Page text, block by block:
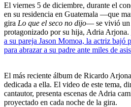
El viernes 5 de diciembre, durante el
en su residencia en Guatemala —que
gira Lo que el seco no dijo— se vivió un
protagonizado por su hija, Adria Arjona.
a su pareja Jason Momoa, la actriz bajó
para abrazar a su padre ante miles de
El más reciente álbum de Ricardo
dedicada a ella. El video de este tema,
cantautor, presenta escenas de Adria
proyectado en cada noche de la gira.